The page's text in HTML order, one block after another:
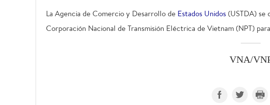
La Agencia de Comercio y Desarrollo de Estados Unidos(USTDA) se
Corporación Nacional de Transmisión Eléctrica de Vietnam (NPT)
VNA/